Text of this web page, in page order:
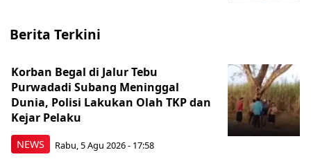
Berita Terkini
NEWS
Korban Begal di Jalur Tebu
Purwadadi Subang Meninggal
Dunia, Polisi Lakukan Olah TKP dan
Kejar Pelaku
Rabu, 5 Agu 2026 - 17:58